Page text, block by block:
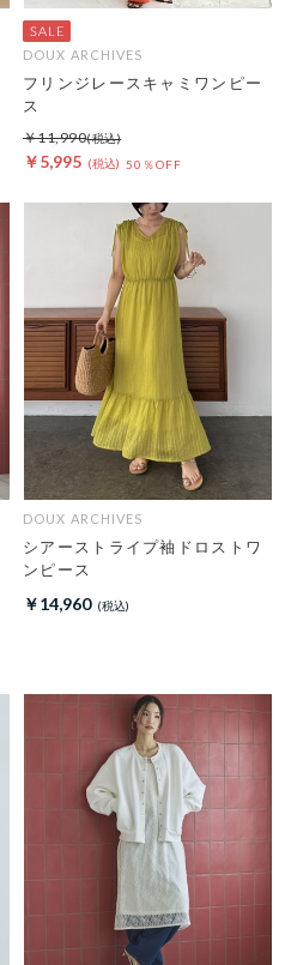
DOUX ARCHIVES
フリンジレースキャミワンピー
ス
￥5,995 50％OFF
￥11,990
DOUX ARCHIVES
シアーストライプ袖ドロストワ
ンピース
￥14,960